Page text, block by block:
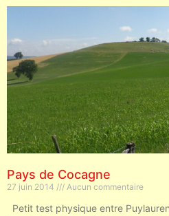
Pays de Cocagne
27 juin 2014 Aucun commentaire
Petit test physique entre